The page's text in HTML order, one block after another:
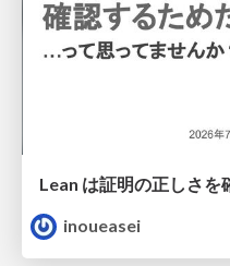
inoueasei